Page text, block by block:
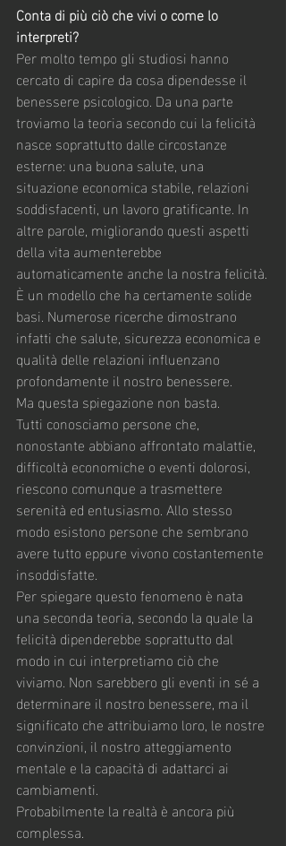
Conta di più ciò che vivi o come lo
interpreti?
Per molto tempo gli studiosi hanno
cercato di capire da cosa dipendesse il
benessere psicologico. Da una parte
troviamo la teoria secondo cui la felicità
nasce soprattutto dalle circostanze
esterne: una buona salute, una
situazione economica stabile, relazioni
soddisfacenti, un lavoro gratificante. In
altre parole, migliorando questi aspetti
della vita aumenterebbe
automaticamente anche la nostra felicità.
È un modello che ha certamente solide
basi. Numerose ricerche dimostrano
infatti che salute, sicurezza economica e
qualità delle relazioni influenzano
profondamente il nostro benessere.
Ma questa spiegazione non basta.
Tutti conosciamo persone che,
nonostante abbiano affrontato malattie,
difficoltà economiche o eventi dolorosi,
riescono comunque a trasmettere
serenità ed entusiasmo. Allo stesso
modo esistono persone che sembrano
avere tutto eppure vivono costantemente
insoddisfatte.
Per spiegare questo fenomeno è nata
una seconda teoria, secondo la quale la
felicità dipenderebbe soprattutto dal
modo in cui interpretiamo ciò che
viviamo. Non sarebbero gli eventi in sé a
determinare il nostro benessere, ma il
significato che attribuiamo loro, le nostre
convinzioni, il nostro atteggiamento
mentale e la capacità di adattarci ai
cambiamenti.
Probabilmente la realtà è ancora più
complessa.